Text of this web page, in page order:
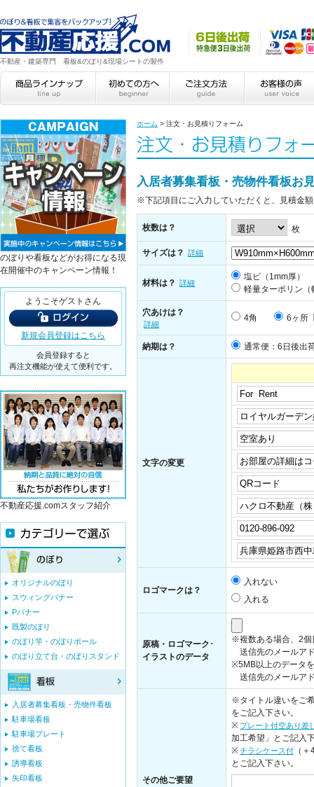
不動産・建築専門 看板&のぼり&現場シートの製作
ホーム > 注文・お見積りフォーム
入居者募集看板・売物件看板お
※下記項目にご入力していただくと、見積金
枚数は？ 枚
サイズは？ 詳細
材料は？ 詳細
塩ビ（1mm厚）
軽量ターポリン（
穴あけは？
詳細
4角 6ヶ所
納期は？ 通常便：6日後出
文字の変更
ロゴマークは？
入れない
入れる
原稿・ロゴマーク･
イラストのデータ
※複数ある場合、2個
送信先のメールア
※5MB以上のデータ
送信先のメールア
その他ご要望
※タイトル違いをご
をご記入下さい。
※ プレート付空あり差
加工希望」とご記入
※チラシケース付 （
とご記入下さい。
のぼりや看板などがお得になる現
在開催中のキャンペーン情報！
ようこそゲストさん
新規会員登録はこちら
会員登録すると
再注文機能が使えて便利です。
不動産応援.comスタッフ紹介
オリジナルのぼり
スウィングバナー
Pバナー
既製のぼり
のぼり竿・のぼりポール
のぼり立て台・のぼりスタンド
入居者募集看板・売物件看板
駐車場看板
駐車場プレート
捨て看板
誘導看板
矢印看板